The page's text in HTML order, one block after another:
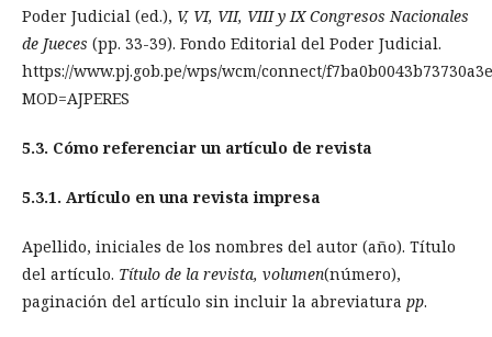
Poder Judicial (ed.), V, VI, VII, VIII y IX Congresos Nacionales
de Jueces (pp. 33-39). Fondo Editorial del Poder Judicial.
https://www.pj.gob.pe/wps/wcm/connect/
MOD=AJPERES
5.3. Cómo referenciar un artículo de revista
5.3.1. Artículo en una revista impresa
Apellido, iniciales de los nombres del autor (año). Título
del artículo. Título de la revista, volumen(número),
paginación del artículo sin incluir la abreviatura pp.